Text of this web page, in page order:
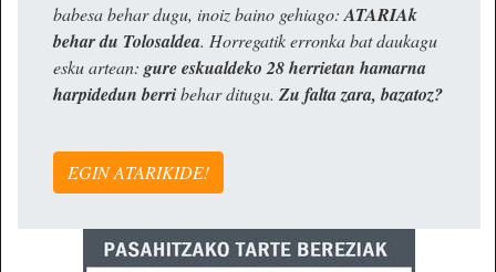
babesa behar dugu, inoiz baino gehiago: ATARIAk
behar du Tolosaldea. Horregatik erronka bat daukagu
esku artean: gure eskualdeko 28 herrietan hamarna
harpidedun berribehar ditugu. Zu falta zara, bazatoz?
EGIN ATARIKIDE!